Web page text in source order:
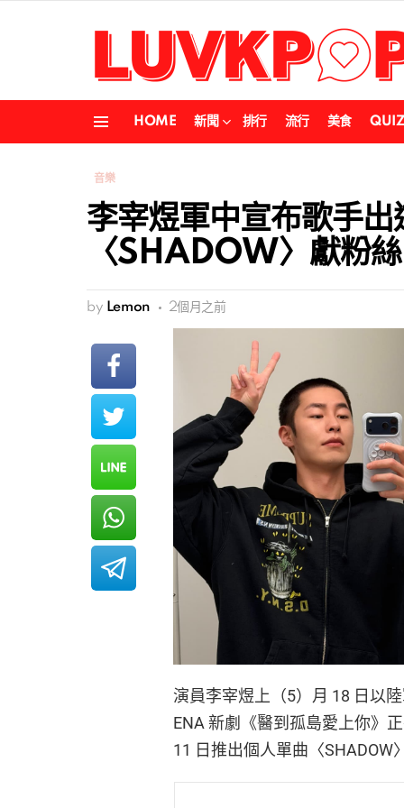
HOME 新聞 排行 流行 美食
音樂
李宰煜軍中宣布歌手出
〈SHADOW〉獻粉
by Lemon 2個月之前
演員李宰煜上（5）月 18 日以
ENA 新劇《醫到孤島愛上你》
11 日推出個人單曲〈